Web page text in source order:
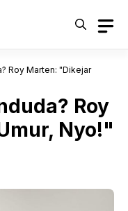
Roy Marten: "Dikejar
Roy
Nyo!"